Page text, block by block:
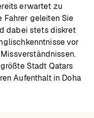
erwartet zu
geleiten Sie
dabei stets diskret
vor
Stadt Qatars
Aufenthalt in Doha